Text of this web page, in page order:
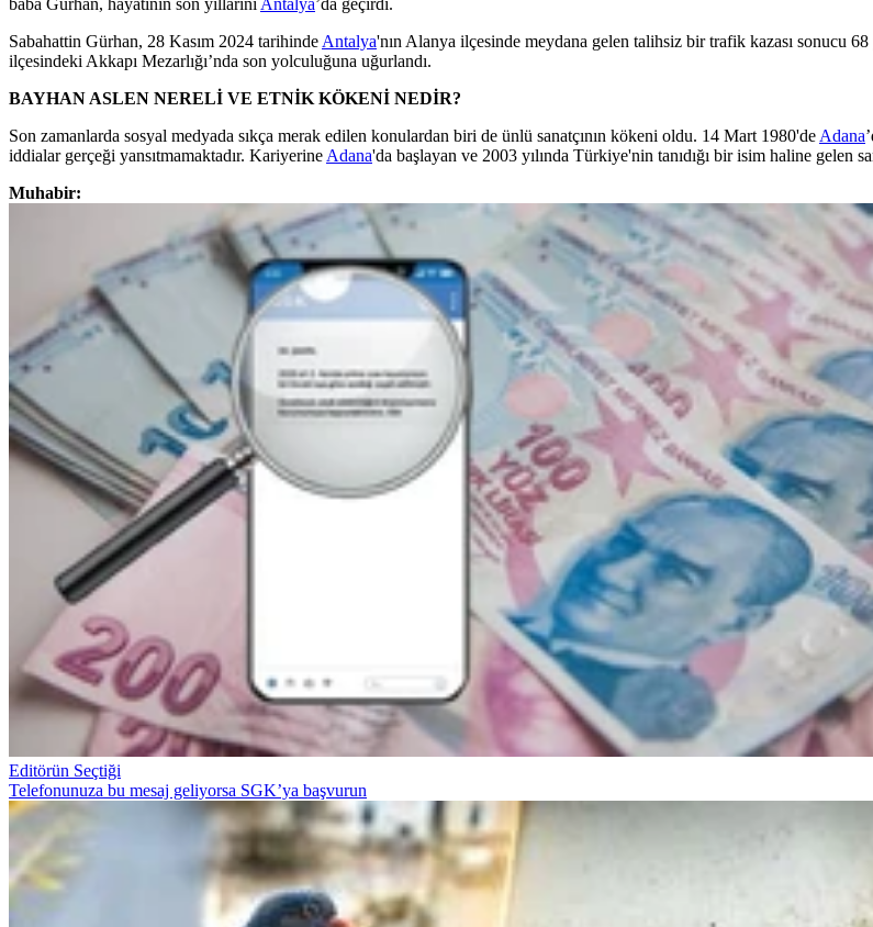
baba Gürhan, hayatının son yıllarınıAntalya’da geçirdi.
Sabahattin Gürhan, 28 Kasım 2024 tarihindeAntalya'nın Alanya ilçesinde meydana gelen talihsiz bir trafik kazası sonucu 68
ilçesindeki Akkapı Mezarlığı’nda son yolculuğuna uğurlandı.
BAYHAN ASLEN NERELİ VE ETNİK KÖKENİ NEDİR?
Son zamanlarda sosyal medyada sıkça merak edilen konulardan biri de ünlü sanatçının kökeni oldu. 14 Mart 1980'deAdana
iddialar gerçeği yansıtmamaktadır. KariyerineAdana'da başlayan ve 2003 yılında Türkiye'nin tanıdığı bir isim haline gelen
Muhabir:
Editörün Seçtiği
Telefonunuza bu mesaj geliyorsa SGK’ya başvurun